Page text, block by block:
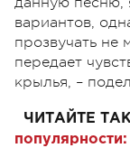
вариантов,
прозвучать не
передает
крылья, –
ЧИТАЙТЕ